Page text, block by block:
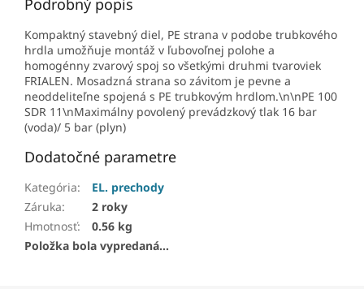
Podrobný popis
Kompaktný stavebný diel, PE strana v podobe trubkového
hrdla umožňuje montáž v ľubovoľnej polohe a
homogénny zvarový spoj so všetkými druhmi tvaroviek
FRIALEN. Mosadzná strana so závitom je pevne a
neoddeliteľne spojená s PE trubkovým hrdlom.\n\nPE 100
SDR 11\nMaximálny povolený prevádzkový tlak 16 bar
(voda)/ 5 bar (plyn)
Dodatočné parametre
Kategória:
EL. prechody
Záruka:
2 roky
Hmotnosť:
0.56 kg
Položka bola vypredaná…